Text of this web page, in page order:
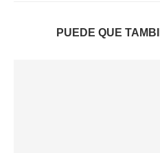
PUEDE QUE